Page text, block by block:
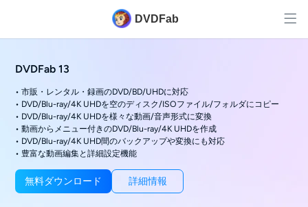
DVDFab
DVDFab 13
• 市販・レンタル・録画のDVD/BD/UHDに対応
• DVD/Blu-ray/4K UHDを空のディスク/ISOファイル/フォルダにコピー
• DVD/Blu-ray/4K UHDを様々な動画/音声形式に変換
• 動画からメニュー付きのDVD/Blu-ray/4K UHDを作成
• DVD/Blu-ray/4K UHD間のバックアップや変換にも対応
• 豊富な動画編集と詳細設定機能
無料ダウンロード 詳細情報